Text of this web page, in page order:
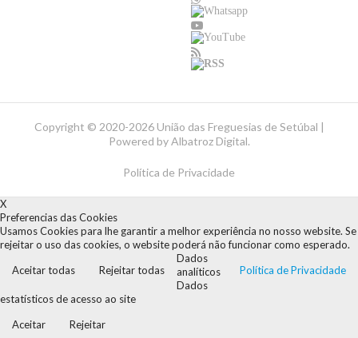
Copyright © 2020-2026 União das Freguesias de Setúbal |
Powered byAlbatroz Digital.
Política de Privacidade
X
Preferencias das Cookies
Usamos Cookies para lhe garantir a melhor experiência no nosso website. Se
rejeitar o uso das cookies, o website poderá não funcionar como esperado.
Aceitar todas
Rejeitar todas Política de Privacidade
Dados
analíticos
Dados
estatísticos de acesso ao site
Aceitar
Rejeitar